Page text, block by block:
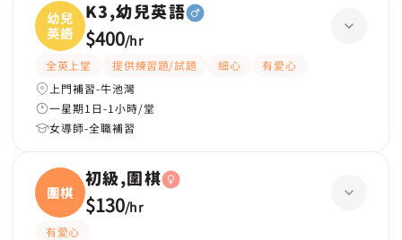
幼兒
英語
K3,幼兒英語
$400/hr
全英上堂 提供練習題/試題 細心
有愛心
上門補習-牛池灣
一星期1日-1小時/堂
女導師-全職補習
圍棋
初級,圍棋
$130/hr
有愛心